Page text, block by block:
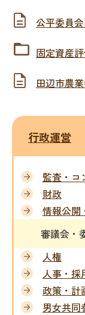
公平委員
固定資産
田辺市農
行政運営
監査・コ
財政
情報公開
審議会・
人権
人事・採
政策・計
男女共同